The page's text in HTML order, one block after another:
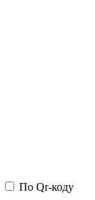
По Qr-коду